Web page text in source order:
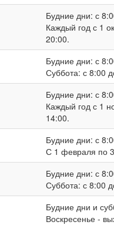
Будние дни: с
Каждый год с 1
20:00.
Будние дни: с
Суббота: с 8:00
Будние дни: с
Каждый год с 1
14:00.
Будние дни: с
С 1 февраля по
Будние дни: с
Суббота: с 8:00
Будние дни и
Воскресенье -